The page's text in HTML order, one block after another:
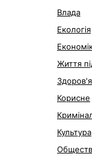
Влада
Екологія
Життя
Здоров'я
Корисне
Культура